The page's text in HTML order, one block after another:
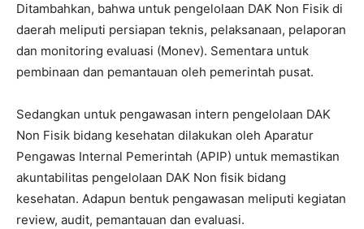
Ditambahkan, bahwa untuk pengelolaan DAK Non Fisik di
daerah meliputi persiapan teknis, pelaksanaan, pelaporan
dan monitoring evaluasi (Monev). Sementara untuk
pembinaan dan pemantauan oleh pemerintah pusat.
Sedangkan untuk pengawasan intern pengelolaan DAK
Non Fisik bidang kesehatan dilakukan oleh Aparatur
Pengawas Internal Pemerintah (APIP) untuk memastikan
akuntabilitas pengelolaan DAK Non fisik bidang
kesehatan. Adapun bentuk pengawasan meliputi kegiatan
review, audit, pemantauan dan evaluasi.